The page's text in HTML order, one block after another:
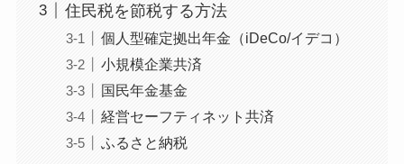
住民税を節税する方法
個人型確定拠出年金（iDeCo/イデコ）
小規模企業共済
国民年金基金
経営セーフティネット共済
ふるさと納税